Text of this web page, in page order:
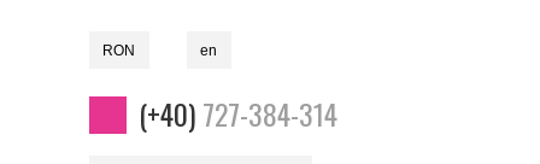
RON en
(+40)727-384-314